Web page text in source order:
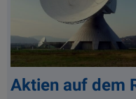
Aktien auf dem